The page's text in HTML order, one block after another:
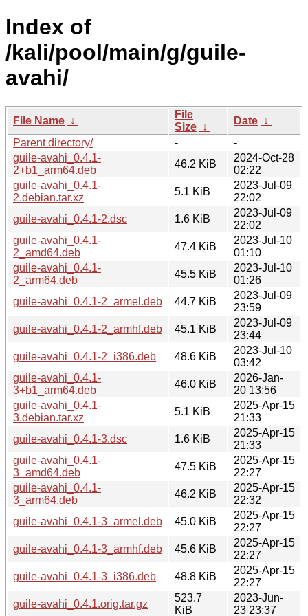
Index of
/kali/pool/main/g/guile-
avahi/
File Name ↓
File
Size ↓
Date ↓
Parent directory/
-
-
guile-avahi_0.4.1-
2+b1_arm64.deb
46.2 KiB
2024-Oct-28
02:22
guile-avahi_0.4.1-
2.debian.tar.xz
5.1 KiB
2023-Jul-09
22:02
guile-avahi_0.4.1-2.dsc
1.6 KiB
2023-Jul-09
22:02
guile-avahi_0.4.1-
2_amd64.deb
47.4 KiB
2023-Jul-10
01:10
guile-avahi_0.4.1-
2_arm64.deb
45.5 KiB
2023-Jul-10
01:26
guile-avahi_0.4.1-2_armel.deb
44.7 KiB
2023-Jul-09
23:59
guile-avahi_0.4.1-2_armhf.deb
45.1 KiB
2023-Jul-09
23:44
guile-avahi_0.4.1-2_i386.deb
48.6 KiB
2023-Jul-10
03:42
guile-avahi_0.4.1-
3+b1_arm64.deb
46.0 KiB
2026-Jan-
20 13:56
guile-avahi_0.4.1-
3.debian.tar.xz
5.1 KiB
2025-Apr-15
21:33
guile-avahi_0.4.1-3.dsc
1.6 KiB
2025-Apr-15
21:33
guile-avahi_0.4.1-
3_amd64.deb
47.5 KiB
2025-Apr-15
22:27
guile-avahi_0.4.1-
3_arm64.deb
46.2 KiB
2025-Apr-15
22:32
guile-avahi_0.4.1-3_armel.deb
45.0 KiB
2025-Apr-15
22:27
guile-avahi_0.4.1-3_armhf.deb
45.6 KiB
2025-Apr-15
22:27
guile-avahi_0.4.1-3_i386.deb
48.8 KiB
2025-Apr-15
22:27
guile-avahi_0.4.1.orig.tar.gz
523.7
KiB
2023-Jun-
23 23:37